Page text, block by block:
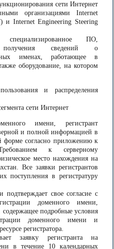
сети Интернет
организациями Internet
и Internet Engineering Steering
ПО,
получения сведений о
именах, работающее в
оборудование, на котором
и распределения
сети Интернет
имени, регистрант
и полной информацией в
форме согласно приложению к
к серверному
место нахождения на
Все заявки регистрантов
поступления в регистратуру
подтверждает свое согласие с
доменного имени,
содержащее подробные условия
доменного имени и
регистратора.
заявку регистранта на
в течение 10 календарных